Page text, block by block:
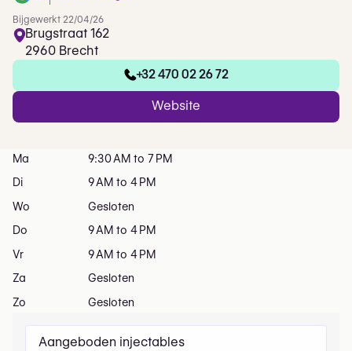
Bijgewerkt 22/04/26
Brugstraat 162
2960 Brecht
+32 470 02 26 72
Website
Aangeboden injectables
Ma
9:30 AM to 7 PM
Di
9 AM to 4 PM
Wo
Gesloten
Do
9 AM to 4 PM
Vr
9 AM to 4 PM
Za
Gesloten
Zo
Gesloten